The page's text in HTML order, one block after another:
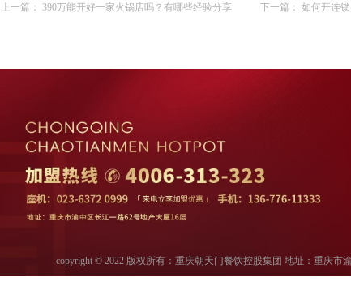
上一篇： 390万能开好一家火锅店吗？有哪些经验分享 下一篇：如何开连
copyright © 2022 版权所有：重庆朝天门餐饮控股集团 地址：重庆